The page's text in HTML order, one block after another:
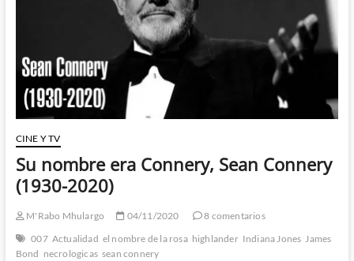
CINE Y TV
Su nombre era Connery, Sean Connery
(1930-2020)
M'Rabo Mhulargo 04/11/2020
8 comentarios
007 Actualidad el nombre de la rosa highlander Indiana Jones James
Bond necrologicas sean connery